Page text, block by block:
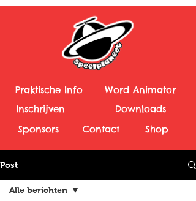
Praktische Info
Inschrijven
Word Animator
Downloads
Sponsors
Contact Shop
Post
Alle berichten